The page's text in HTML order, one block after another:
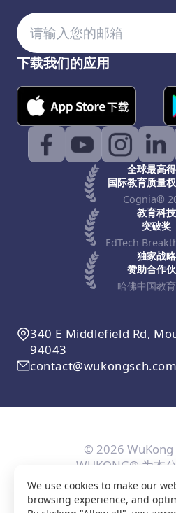
下载我们的应用
全球最高
国际教育质量
Cognia®
教育科技
突破奖
EdTech
独家战略
赞助合作
哈佛中国教
340 E Middlefield Rd,
94043
contact@wukongsch.com
© 2026 WuKong
WUKONG® 为本
用户协议隐私条款
We use cookies to make our
browsing experience, and